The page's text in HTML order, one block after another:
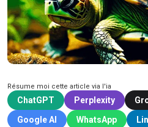
Résume moi cette article via l'ia
ChatGPT Perplexity
Google AI
WhatsApp